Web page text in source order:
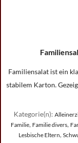
Familiensalat ist ein
stabilem Karton.
Kategorie(n):
Familie, Familie divers,
Lesbische Eltern,